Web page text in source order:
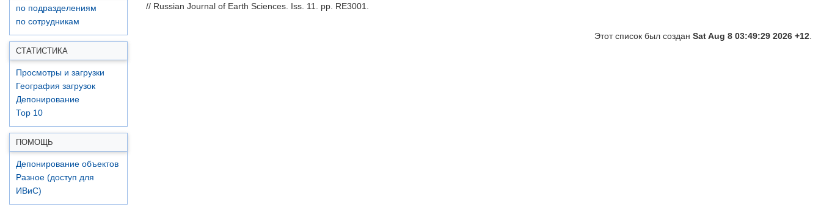
по подразделениям
по сотрудникам
СТАТИСТИКА
Просмотры и загрузки
География загрузок
Депонирование
Top 10
ПОМОЩЬ
Депонирование объектов
Разное (доступ для
ИВиС)
// Russian Journal of Earth Sciences. Iss. 11. pp. RE3001.
Этот список был создан Sat Aug 8 03:49:29 2026 +12